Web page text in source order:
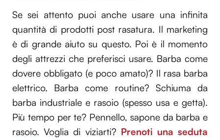
Se sei attento puoi anche usare una infinita
quantità di prodotti post rasatura. Il marketing
è di grande aiuto su questo. Poi è il momento
degli attrezzi che preferisci usare. Barba come
dovere obbligato (e poco amato)? Il rasa barba
elettrico. Barba come routine? Schiuma da
barba industriale e rasoio (spesso usa e getta).
Più tempo per te? Pennello, sapone da barba e
rasoio. Voglia di viziarti? Prenoti una seduta